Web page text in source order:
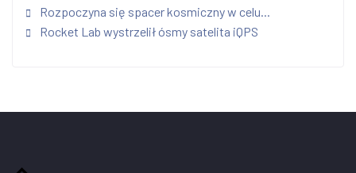
Rozpoczyna się spacer kosmiczny w celu...
Rocket Lab wystrzelił ósmy satelita iQPS